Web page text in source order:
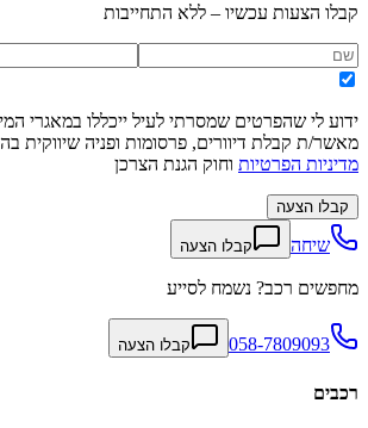
קבלו הצעות עכשיו – ללא התחייבות
ידוע לי שהפרטים שמסרתי לעיל ייכללו במאגרי
מאשר/ת קבלת דיוורים, פרסומות ופניה שיווקית
מדיניות הפרטיות וחוק הגנת הצרכן
קבלו הצעה
שיחה קבלו הצעה
מחפשים רכב? נשמח לסייע
058-7809093 קבלו הצעה
רכבים